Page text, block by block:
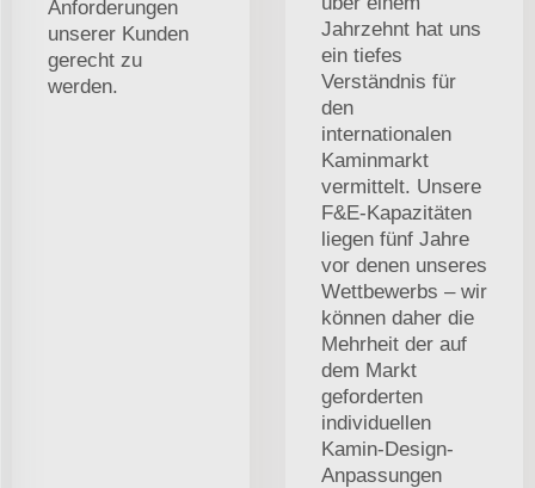
Anforderungen
unserer Kunden
gerecht zu
werden.
Jahrzehnt hat uns
ein tiefes
Verständnis für
den
internationalen
Kaminmarkt
vermittelt. Unsere
F&E-Kapazitäten
liegen fünf Jahre
vor denen unseres
Wettbewerbs – wir
können daher die
Mehrheit der auf
dem Markt
geforderten
individuellen
Kamin-Design-
Anpassungen